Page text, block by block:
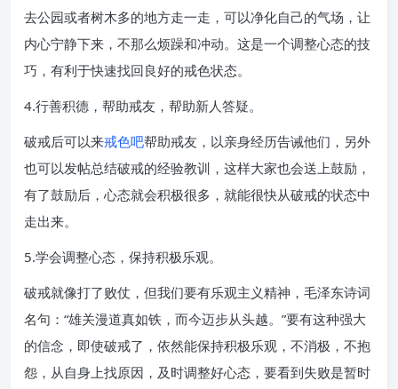
去公园或者树木多的地方走一走，可以净化自己的气场，让
内心宁静下来，不那么烦躁和冲动。这是一个调整心态的技
巧，有利于快速找回良好的戒色状态。
4.行善积德，帮助戒友，帮助新人答疑。
破戒后可以来戒色吧帮助戒友，以亲身经历告诫他们，另外
也可以发帖总结破戒的经验教训，这样大家也会送上鼓励，
有了鼓励后，心态就会积极很多，就能很快从破戒的状态中
走出来。
5.学会调整心态，保持积极乐观。
破戒就像打了败仗，但我们要有乐观主义精神，毛泽东诗词
名句：“雄关漫道真如铁，而今迈步从头越。”要有这种强大
的信念，即使破戒了，依然能保持积极乐观，不消极，不抱
怨，从自身上找原因，及时调整好心态，要看到失败是暂时